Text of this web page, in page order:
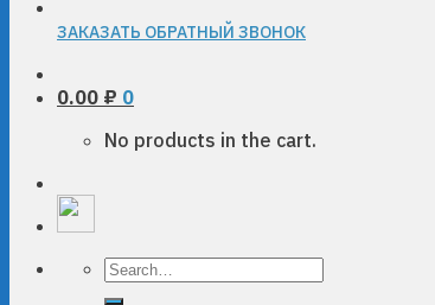
ЗАКАЗАТЬ ОБРАТНЫЙ ЗВОНОК
0.00 ₽ 0
No products in the cart.
Search